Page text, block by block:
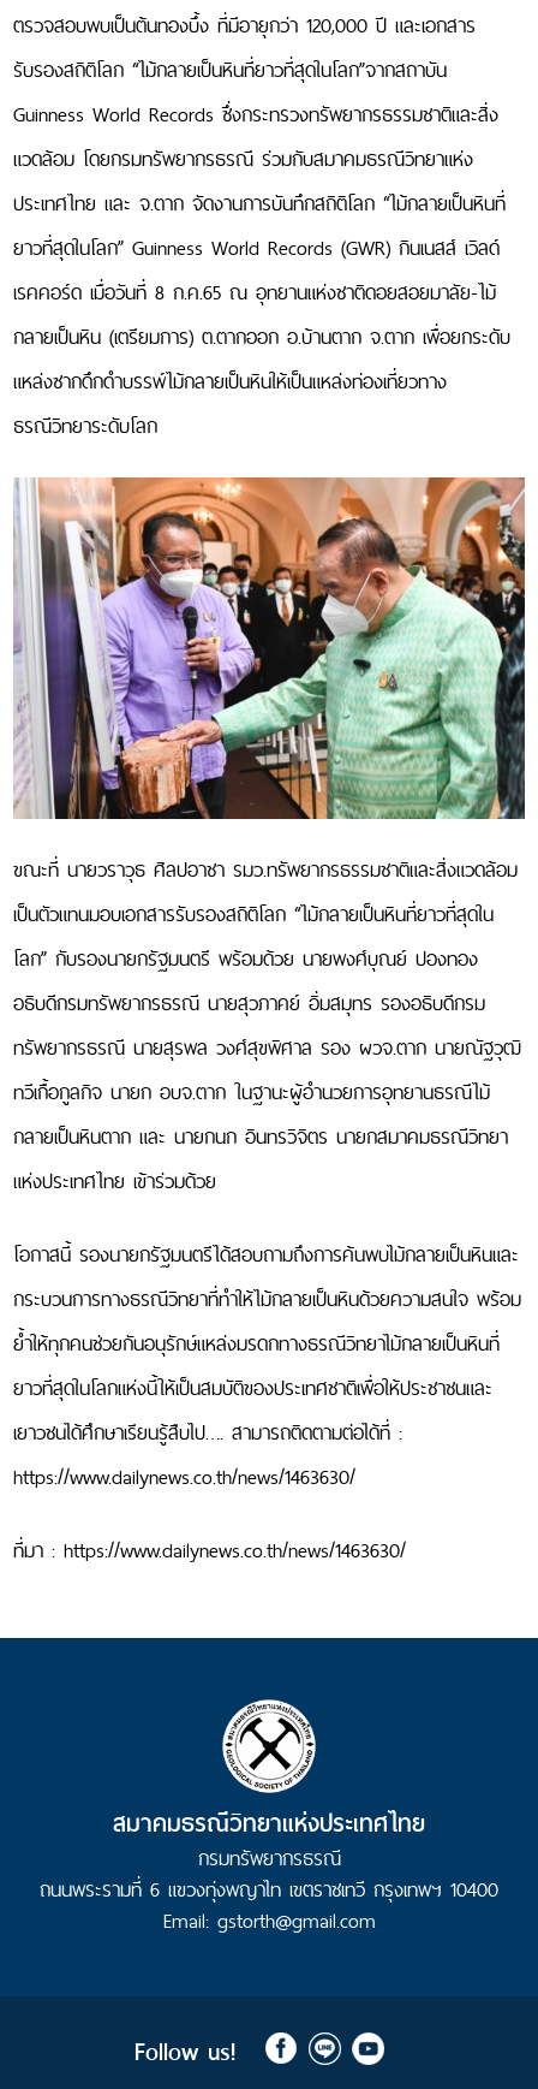
วิทยาศาสตร์
เทคโนโลยี
คุมฯ
ประกาศ
รับ
สมัคร
งาน
รับ
สมัคร
งาน
เข้า
ร่วม
โครงการ
ศึกษา
ทาง
ธรณีวิทยา
บทความทางวิชาการ
ธรณีวิทยา
ประเทศไทย
ธรณี
สัณฐาน
บรรพ
ชีวิน
น้ำ
บาดาล
และ
อุทก
ธรณี
ธรณีวิทยา
ปิโตรเลียม
ธรณี
พิบัติ
ภัย
วิศวกรรม
แร่
และ
อัญมณี
กิจกรรมของสมาคม
ธรณีมีคำตอบ
ลิงก์ที่เกี่ยวข้อง
Facebook
สมาคม
ธรณีวิทยา
แห่ง
ประเทศไทย
สมาคม
ประเทศไทย
ธรณ๊
ตรวจสอบพบเป็นต้นทองบึ้ง ที่มีอายุกว่า 120,000 ปี และเอกสาร
รับรองสถิติโลก “ไม้กลายเป็นหินที่ยาวที่สุดในโลก”จากสถาบัน
Guinness World Records ซึ่งกระทรวงทรัพยากรธรรมชาติและสิ่ง
แวดล้อม โดยกรมทรัพยากรธรณี ร่วมกับสมาคมธรณีวิทยาแห่ง
ประเทศไทย และ จ.ตาก จัดงานการบันทึกสถิติโลก “ไม้กลายเป็นหินที่
ยาวที่สุดในโลก” Guinness World Records (GWR) กินเนสส์ เวิลด์
เรคคอร์ด เมื่อวันที่ 8 ก.ค.65 ณ อุทยานแห่งชาติดอยสอยมาลัย-ไม้
กลายเป็นหิน (เตรียมการ) ต.ตากออก อ.บ้านตาก จ.ตาก เพื่อยกระดับ
แหล่งซากดึกดำบรรพ์ไม้กลายเป็นหินให้เป็นแหล่งท่องเที่ยวทาง
ธรณีวิทยาระดับโลก
ขณะที่ นายวราวุธ ศิลปอาชา รมว.ทรัพยากรธรรมชาติและสิ่งแวดล้อม
เป็นตัวแทนมอบเอกสารรับรองสถิติโลก “ไม้กลายเป็นหินที่ยาวที่สุดใน
โลก” กับรองนายกรัฐมนตรี พร้อมด้วย นายพงศ์บุณย์ ปองทอง
อธิบดีกรมทรัพยากรธรณี นายสุวภาคย์ อิ่มสมุทร รองอธิบดีกรม
ทรัพยากรธรณี นายสุรพล วงศ์สุขพิศาล รอง ผวจ.ตาก นายณัฐวุฒิ
ทวีเกื้อกูลกิจ นายก อบจ.ตาก ในฐานะผู้อำนวยการอุทยานธรณีไม้
กลายเป็นหินตาก และ นายกนก อินทรวิจิตร นายกสมาคมธรณีวิทยา
แห่งประเทศไทย เข้าร่วมด้วย
โอกาสนี้ รองนายกรัฐมนตรีได้สอบถามถึงการค้นพบไม้กลายเป็นหินและ
กระบวนการทางธรณีวิทยาที่ทำให้ไม้กลายเป็นหินด้วยความสนใจ พร้อม
ย้ำให้ทุกคนช่วยกันอนุรักษ์แหล่งมรดกทางธรณีวิทยาไม้กลายเป็นหินที่
ยาวที่สุดในโลกแห่งนี้ให้เป็นสมบัติของประเทศชาติเพื่อให้ประชาชนและ
เยาวชนได้ศึกษาเรียนรู้สืบไป…. สามารถติดตามต่อได้ที่ :
https://www.dailynews.co.th/news/1463630/
ที่มา : https://www.dailynews.co.th/news/1463630/
สมาคมธรณีวิทยาแห่งประเทศไทย
กรมทรัพยากรธรณี
ถนนพระรามที่ 6 แขวงทุ่งพญาไท เขตราชเทวี กรุงเทพฯ 10400
Email: gstorth@gmail.com
Follow us!